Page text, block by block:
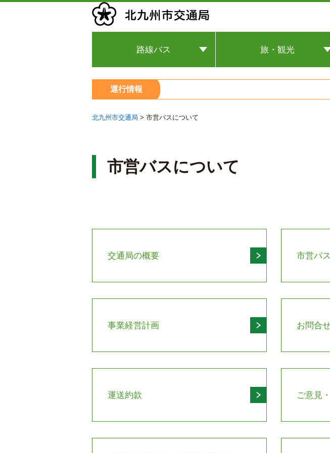
路線バス
市営バスの最終バス運行につい
てのお知らせ
バスのりば
市営バスの路線図
手回り品・その他(車椅子・ベ
旅・観光
貸切バスの運賃＆よくある質問
運行情報
北九州市交通局 > 市営バスについて
市営バスについて
交通局の概要 市営バ
事業経営計画 お問合
運送約款 ご意見